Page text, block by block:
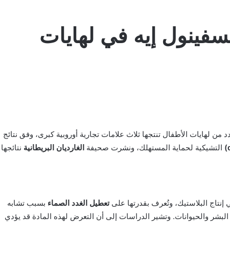
إيه في لهايات
من لهايات الأطفال تنتجها ثلاث علامات تجارية أوروبية كبرى، وفق نتائج
التشيكية لحماية المستهلك، ونشرت صحيفة الغارديان البريطانية نتائجها
البلاستيك، وتُعرف بقدرتها علىتعطيل الغدد الصماء بسبب تشابه
والحيوانات. وتشير الدراسات إلى أن التعرض لهذه المادة قد يؤدي